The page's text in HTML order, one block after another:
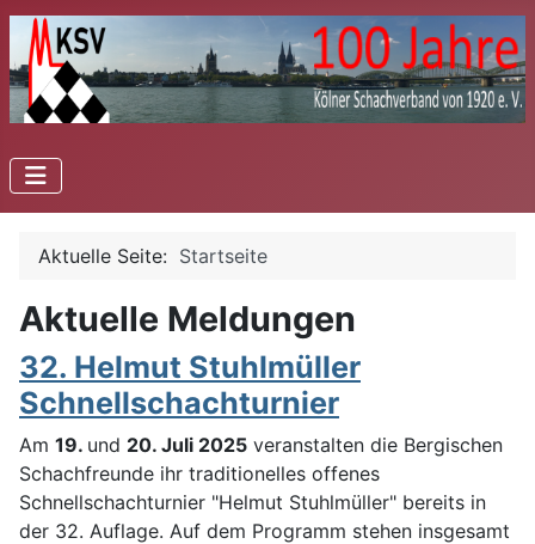
Aktuelle Seite: Startseite
Aktuelle Meldungen
32. Helmut Stuhlmüller
Schnellschachturnier
Am 19. und 20. Juli 2025 veranstalten die Bergischen
Schachfreunde ihr traditionelles offenes
Schnellschachturnier "Helmut Stuhlmüller" bereits in
der 32. Auflage. Auf dem Programm stehen insgesamt